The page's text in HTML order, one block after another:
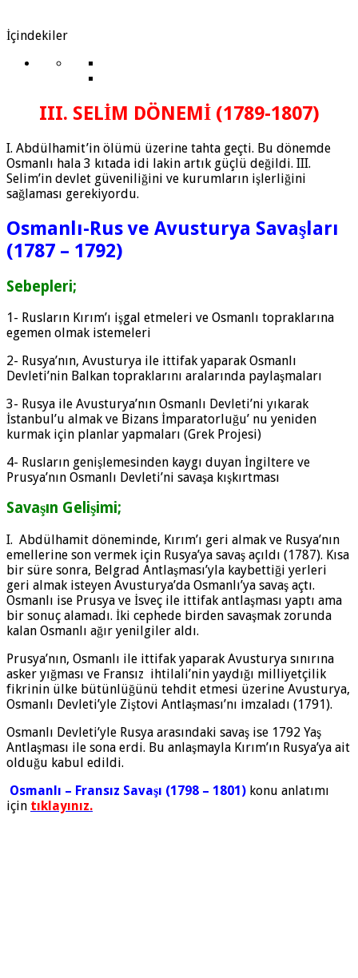
İçindekiler
III. SELİM DÖNEMİ (1789-1807)
I. Abdülhamit’in ölümü üzerine tahta geçti. Bu dönemde
Osmanlı hala 3 kıtada idi lakin artık güçlü değildi. III.
Selim’in devlet güveniliğini ve kurumların işlerliğini
sağlaması gerekiyordu.
Osmanlı-Rus ve Avusturya Savaşları
(1787 – 1792)
Sebepleri;
1- Rusların Kırım’ı işgal etmeleri ve Osmanlı topraklarına
egemen olmak istemeleri
2- Rusya’nın, Avusturya ile ittifak yaparak Osmanlı
Devleti’nin Balkan topraklarını aralarında paylaşmaları
3- Rusya ile Avusturya’nın Osmanlı Devleti’ni yıkarak
İstanbul’u almak ve Bizans İmparatorluğu’ nu yeniden
kurmak için planlar yapmaları (Grek Projesi)
4- Rusların genişlemesinden kaygı duyan İngiltere ve
Prusya’nın Osmanlı Devleti’ni savaşa kışkırtması
Savaşın Gelişimi;
I. Abdülhamit döneminde, Kırım’ı geri almak ve Rusya’nın
emellerine son vermek için Rusya’ya savaş açıldı (1787). Kısa
bir süre sonra, Belgrad Antlaşması’yla kaybettiği yerleri
geri almak isteyen Avusturya’da Osmanlı’ya savaş açtı.
Osmanlı ise Prusya ve İsveç ile ittifak antlaşması yaptı ama
bir sonuç alamadı. İki cephede birden savaşmak zorunda
kalan Osmanlı ağır yenilgiler aldı.
Prusya’nın, Osmanlı ile ittifak yaparak Avusturya sınırına
asker yığması ve Fransız ihtilali’nin yaydığı milliyetçilik
fikrinin ülke bütünlüğünü tehdit etmesi üzerine Avusturya,
Osmanlı Devleti’yle Ziştovi Antlaşması’nı imzaladı (1791).
Osmanlı Devleti’yle Rusya arasındaki savaş ise 1792 Yaş
Antlaşması ile sona erdi. Bu anlaşmayla Kırım’ın Rusya’ya ait
olduğu kabul edildi.
Osmanlı – Fransız Savaşı (1798 – 1801) konu anlatımı
için tıklayınız.